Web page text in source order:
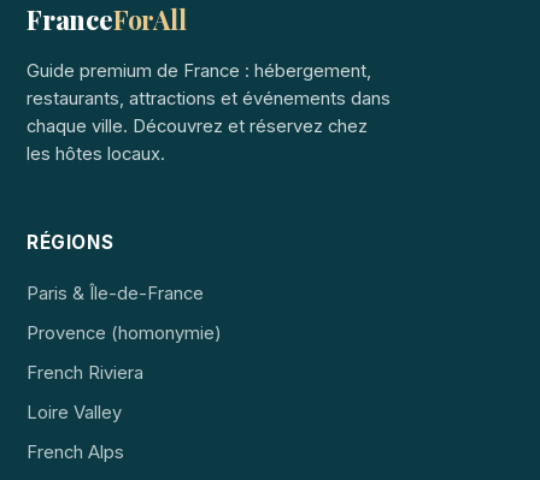
FranceForAll
Guide premium de France : hébergement,
restaurants, attractions et événements dans
chaque ville. Découvrez et réservez chez
les hôtes locaux.
RÉGIONS
Paris & Île-de-France
Provence (homonymie)
French Riviera
Loire Valley
French Alps